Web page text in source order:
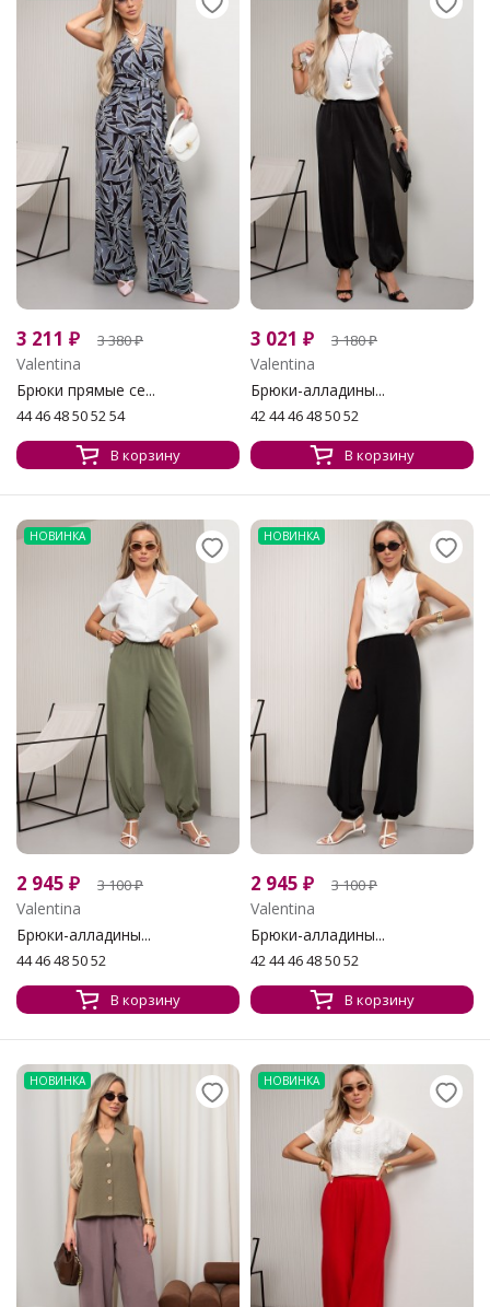
3 211 ₽ 3 380₽
Valentina
Брюки прямые се...
44 46 48 50 52 54
В корзину
3 021 ₽ 3 180₽
Valentina
Брюки-алладины...
42 44 46 48 50 52
В корзину
НОВИНКА
2 945 ₽ 3 100₽
Valentina
Брюки-алладины...
44 46 48 50 52
В корзину
НОВИНКА
2 945 ₽ 3 100₽
Valentina
Брюки-алладины...
42 44 46 48 50 52
В корзину
НОВИНКА НОВИНКА